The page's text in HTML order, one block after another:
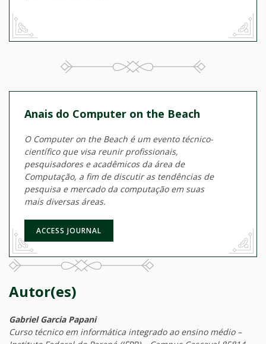
Anais do Computer on the Beach
O Computer on the Beach é um evento técnico-
científico que visa reunir profissionais,
pesquisadores e acadêmicos da área de
Computação, a fim de discutir as tendências de
pesquisa e mercado da computação em suas
mais diversas áreas.
ACCESS JOURNAL
Autor(es)
Gabriel Garcia Papani
Curso técnico em informática integrado ao ensino médio –